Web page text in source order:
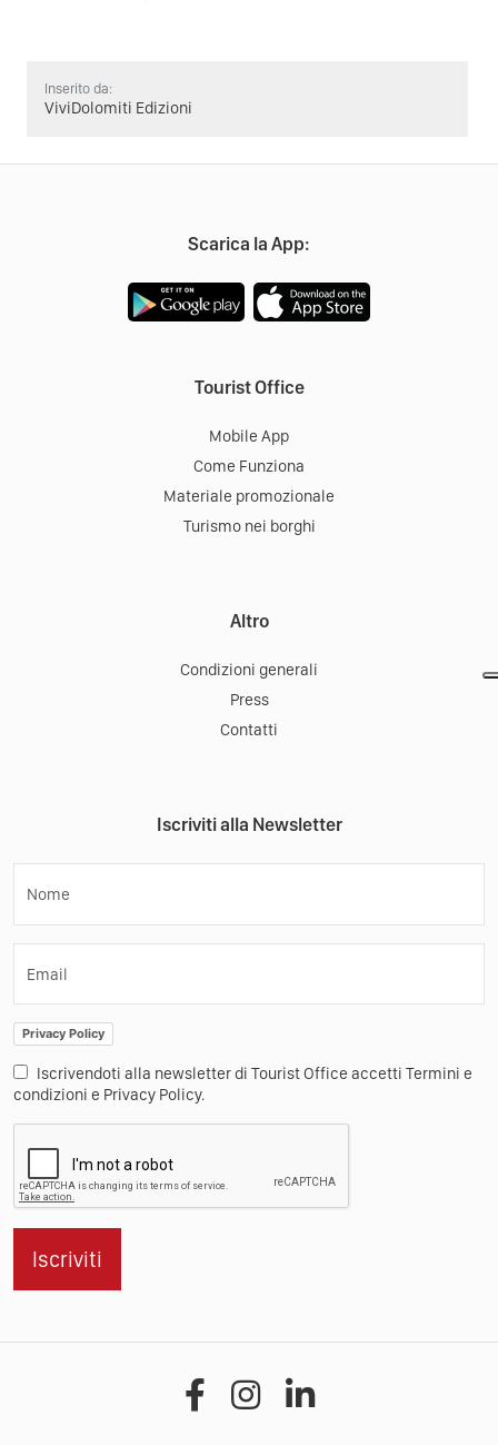
Inserito da:
ViviDolomiti Edizioni
Scarica la App:
Tourist Office
Mobile App
Come Funziona
Materiale promozionale
Turismo nei borghi
Altro
Condizioni generali
Press
Contatti
Iscriviti alla Newsletter
Nome
Email
Privacy Policy
Iscrivendoti alla newsletter di Tourist Office accetti Termini e
condizioni e Privacy Policy.
Iscriviti